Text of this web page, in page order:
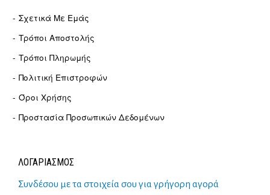
Σχετικά Με Εμάς
Τρόποι Αποστολής
Τρόποι Πληρωμής
Πολιτική Επιστροφών
Όροι Χρήσης
Προστασία Προσωπικών Δεδομένων
ΛΟΓΑΡΙΑΣΜΟΣ
Συνδέσου με τα στοιχεία σου για γρήγορη αγορά